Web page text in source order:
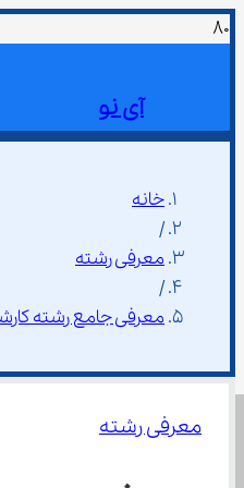
آی نو
خانه
/
معرفی رشته
/
معرفی جامع رشته
معرفی رشته